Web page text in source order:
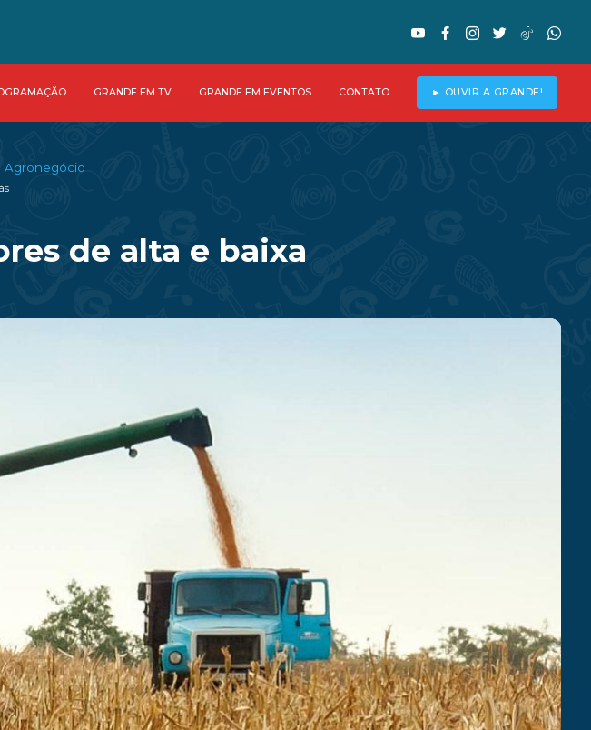
GRANDE FM TV GRANDE FM EVENTOS CONTATO ► OUVIR A GRANDE!
Agronegócio
de alta e baixa